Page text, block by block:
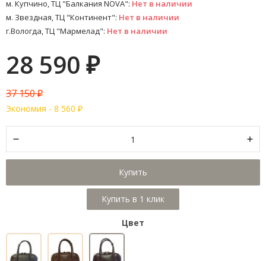
м. Купчино, ТЦ "Балкания NOVA": Нет в наличии
м. Звездная, ТЦ "Континент": Нет в наличии
г.Вологда, ТЦ "Мармелад": Нет в наличии
28 590 ₽
37 150₽
Экономия - 8 560 ₽
Купить
Цвет